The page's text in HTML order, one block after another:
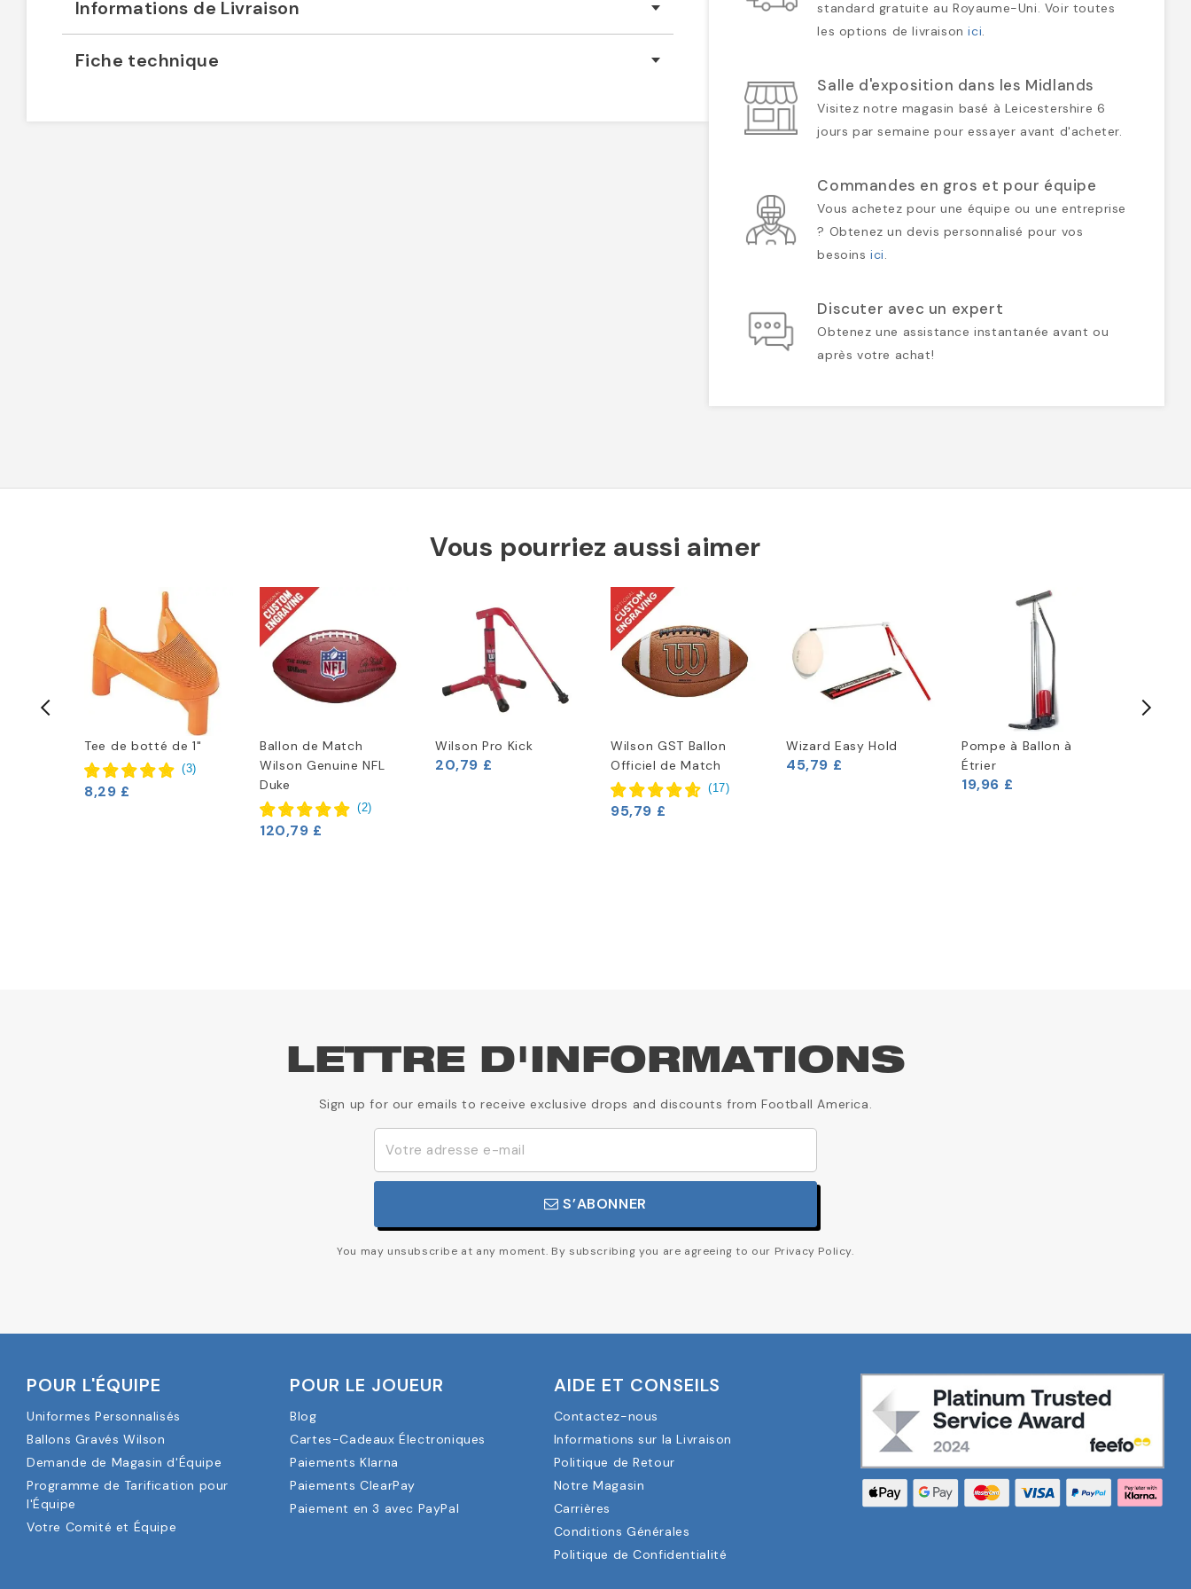
Informations de Livraison
Fiche technique
standard gratuite au Royaume-Uni. Voir toutes
les options de livraisonici.
Salle d'exposition dans les Midlands
Visitez notre magasin basé à Leicestershire 6
jours par semaine pour essayer avant d'acheter.
Commandes en gros et pour équipe
Vous achetez pour une équipe ou une entreprise
? Obtenez un devis personnalisé pour vos
besoinsici.
Discuter avec un expert
Obtenez une assistance instantanée avant ou
après votre achat!
Vous pourriez aussi aimer
Tee de botté de 1"
(3)
8,29 £
Ballon de Match
Wilson Genuine NFL
Duke
(2)
120,79 £
Wilson Pro Kick
20,79 £
Wilson GST Ballon
Officiel de Match
(17)
95,79 £
Wizard Easy Hold
45,79 £
Pompe à Ballon à
Étrier
19,96 £
LETTRE D'INFORMATIONS
Sign up for our emails to receive exclusive drops and discounts from Football America.
S’ABONNER
You may unsubscribe at any moment. By subscribing you are agreeing to our Privacy Policy.
POUR L'ÉQUIPE
Uniformes Personnalisés
Ballons Gravés Wilson
Demande de Magasin d'Équipe
Programme de Tarification pour
l'Équipe
Votre Comité et Équipe
POUR LE JOUEUR
Blog
Cartes-Cadeaux Électroniques
Paiements Klarna
Paiements ClearPay
Paiement en 3 avec PayPal
AIDE ET CONSEILS
Contactez-nous
Informations sur la Livraison
Politique de Retour
Notre Magasin
Carrières
Conditions Générales
Politique de Confidentialité